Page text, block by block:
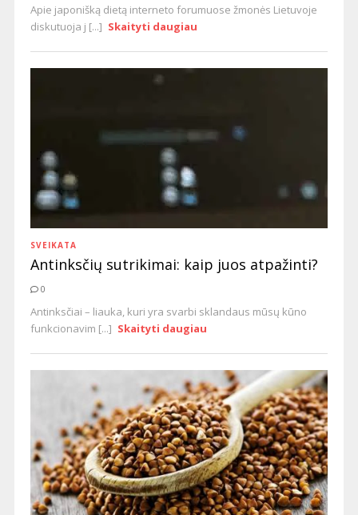
Apie japonišką dietą interneto forumuose žmonės Lietuvoje
diskutuoja j [...] Skaityti daugiau
SVEIKATA
Antinksčių sutrikimai: kaip juos atpažinti?
0
Antinksčiai – liauka, kuri yra svarbi sklandaus mūsų kūno
funkcionavim [...] Skaityti daugiau